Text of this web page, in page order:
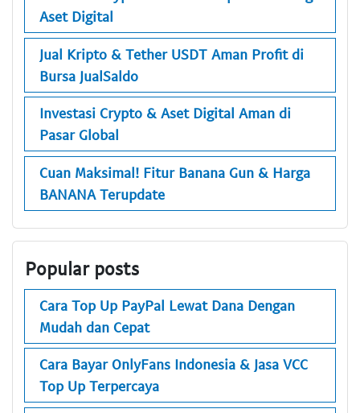
Aset Digital
Jual Kripto & Tether USDT Aman Profit di
Bursa JualSaldo
Investasi Crypto & Aset Digital Aman di
Pasar Global
Cuan Maksimal! Fitur Banana Gun & Harga
BANANA Terupdate
Popular posts
Cara Top Up PayPal Lewat Dana Dengan
Mudah dan Cepat
Cara Bayar OnlyFans Indonesia & Jasa VCC
Top Up Terpercaya